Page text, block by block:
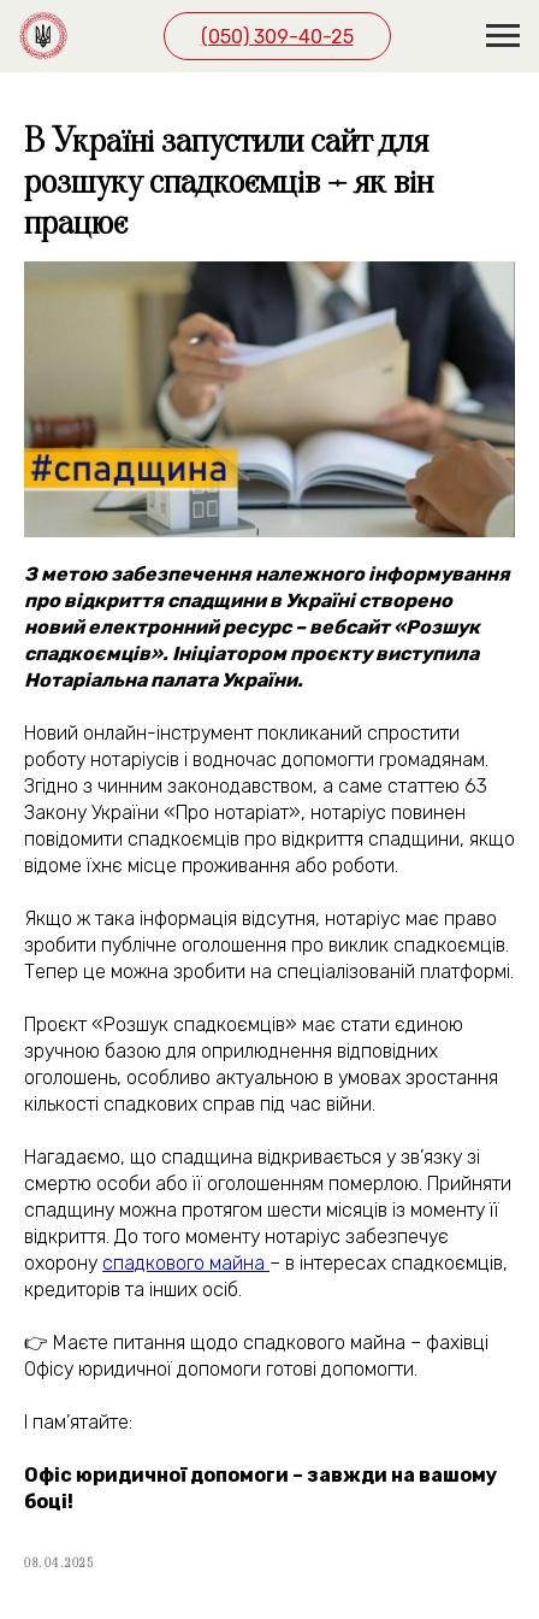
(050) 309-40-25
В Україні запустили сайт для
розшуку спадкоємців – як він
працює
З метою забезпечення належного інформування
про відкриття спадщини в Україні створено
новий електронний ресурс – вебсайт «Розшук
спадкоємців». Ініціатором проєкту виступила
Нотаріальна палата України.
Новий онлайн-інструмент покликаний спростити
роботу нотаріусів і водночас допомогти громадянам.
Згідно з чинним законодавством, а саме статтею 63
Закону України «Про нотаріат», нотаріус повинен
повідомити спадкоємців про відкриття спадщини, якщо
відоме їхнє місце проживання або роботи.
Якщо ж така інформація відсутня, нотаріус має право
зробити публічне оголошення про виклик спадкоємців.
Тепер це можна зробити на спеціалізованій платформі.
Проєкт «Розшук спадкоємців» має стати єдиною
зручною базою для оприлюднення відповідних
оголошень, особливо актуальною в умовах зростання
кількості спадкових справ під час війни.
Нагадаємо, що спадщина відкривається у зв’язку зі
смертю особи або її оголошенням померлою. Прийняти
спадщину можна протягом шести місяців із моменту її
відкриття. До того моменту нотаріус забезпечує
охорону спадкового майна – в інтересах спадкоємців,
кредиторів та інших осіб.
👉 Маєте питання щодо спадкового майна – фахівці
Офісу юридичної допомоги готові допомогти.
І пам’ятайте:
Офіс юридичної допомоги – завжди на вашому
боці!
08.04.2025
(050) 309-40-25